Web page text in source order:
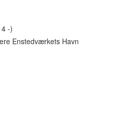
-)
Enstedværkets Havn